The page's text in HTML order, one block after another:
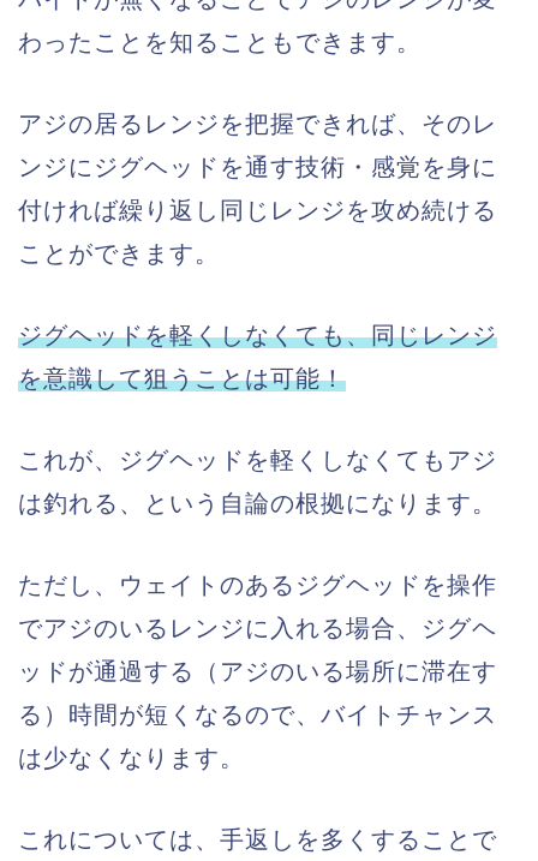
わったことを知ることもできます。
アジの居るレンジを把握できれば、そのレ
ンジにジグヘッドを通す技術・感覚を身に
付ければ繰り返し同じレンジを攻め続ける
ことができます。
ジグヘッドを軽くしなくても、同じレンジ
を意識して狙うことは可能！
これが、ジグヘッドを軽くしなくてもアジ
は釣れる、という自論の根拠になります。
ただし、ウェイトのあるジグヘッドを操作
でアジのいるレンジに入れる場合、ジグヘ
ッドが通過する（アジのいる場所に滞在す
る）時間が短くなるので、バイトチャンス
は少なくなります。
これについては、手返しを多くすることで